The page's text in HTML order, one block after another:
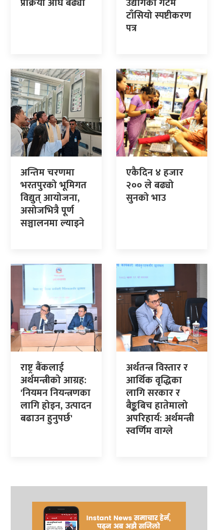
टाँसियो स्पष्टीकरण
पत्र
अन्तिम चरणमा
भरतपुरको भूमिगत
विद्युत् आयोजना,
असोजभित्रै पूर्ण
सञ्चालनमा ल्याइने
एकैदिन ४ हजार
२०० ले बढ्यो
सुनको भाउ
राष्ट्र बैंकलाई
अर्थमन्त्रीको आग्रह:
'नियमन नियन्त्रणका
लागि होइन, उत्पादन
बढाउन हुनुपर्छ'
अर्थतन्त्र विस्तार र
आर्थिक वृद्धिका
लागि सरकार र
बैङ्कबिच हातेमालो
अपरिहार्य: अर्थमन्त्री
स्वर्णिम वाग्ले